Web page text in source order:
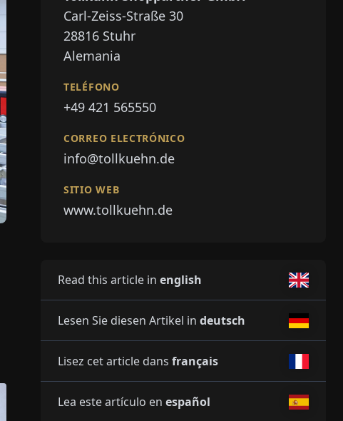
Carl-Zeiss-Straße 30
28816 Stuhr
Alemania
TELÉFONO
+49 421 565550
CORREO ELECTRÓNICO
info@tollkuehn.de
SITIO WEB
www.tollkuehn.de
Read this article in english
Lesen Sie diesen Artikel in deutsch
Lisez cet article dans français
Lea este artículo en español